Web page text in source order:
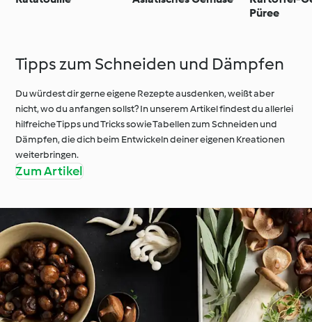
Püree
Tipps zum Schneiden und Dämpfen
Du würdest dir gerne eigene Rezepte ausdenken, weißt aber
nicht, wo du anfangen sollst? In unserem Artikel findest du allerlei
hilfreiche Tipps und Tricks sowie Tabellen zum Schneiden und
Dämpfen, die dich beim Entwickeln deiner eigenen Kreationen
weiterbringen.
Zum Artikel